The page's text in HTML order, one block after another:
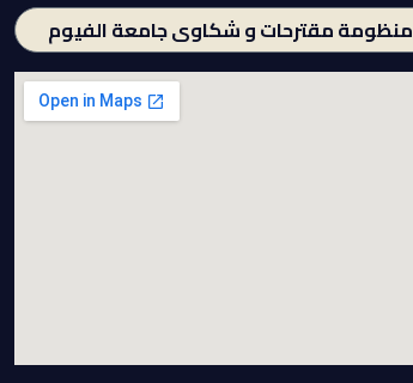
منظومة مقترحات و شكاوى جامعة الفيوم